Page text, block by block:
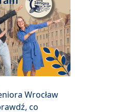
Wrocław
co